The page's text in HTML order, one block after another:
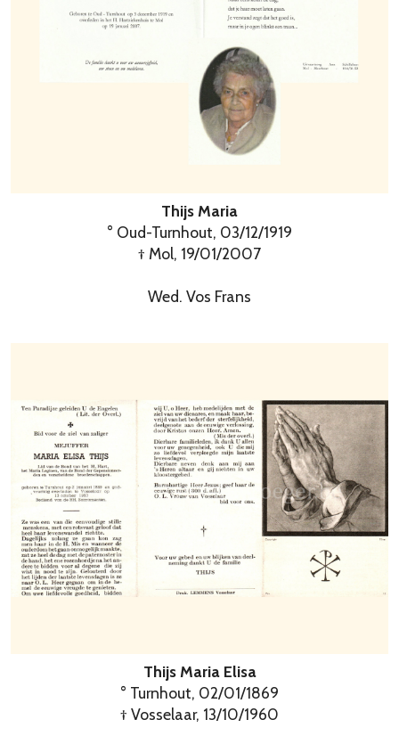
Thijs Maria
° Oud-Turnhout, 03/12/1919
† Mol, 19/01/2007
Wed. Vos Frans
Thijs Maria Elisa
° Turnhout, 02/01/1869
† Vosselaar, 13/10/1960